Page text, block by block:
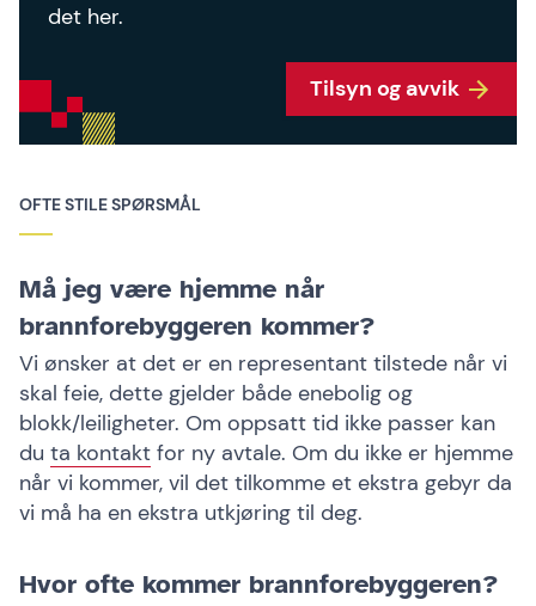
det her.
Tilsyn og avvik
OFTE STILE SPØRSMÅL
Må jeg være hjemme når
brannforebyggeren kommer?
Vi ønsker at det er en representant tilstede når vi
skal feie, dette gjelder både enebolig og
blokk/leiligheter. Om oppsatt tid ikke passer kan
du ta kontakt for ny avtale. Om du ikke er hjemme
når vi kommer, vil det tilkomme et ekstra gebyr da
vi må ha en ekstra utkjøring til deg.
Hvor ofte kommer brannforebyggeren?